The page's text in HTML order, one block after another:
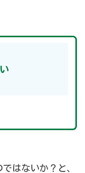
はないか？と、